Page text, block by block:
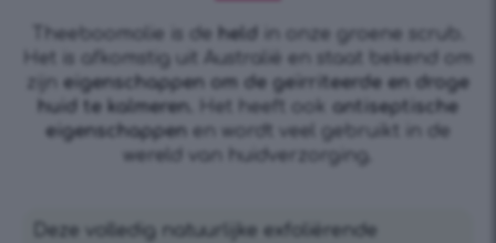
Theeboomolie is de held
in onze groene scrub.
Het is afkomstig uit Australië en staat bekend om
eigenschappen om de geïrriteerde en droge
huid te kalmeren.
Het heeft ook
antiseptische
eigenschappen en wordt veel gebruikt in de
wereld van huidverzorging.
Deze volledig natuurlijke exfoliërende